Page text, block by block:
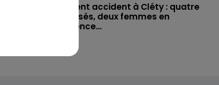
sa...
Violent accident à Cléty : quatre
blessés, deux femmes en
urgence...